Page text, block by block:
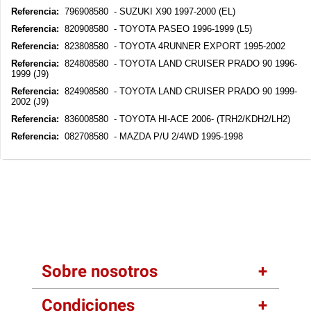
Referencia: 796908580 - SUZUKI X90 1997-2000 (EL)
Referencia: 820908580 - TOYOTA PASEO 1996-1999 (L5)
Referencia: 823808580 - TOYOTA 4RUNNER EXPORT 1995-2002
Referencia: 824808580 - TOYOTA LAND CRUISER PRADO 90 1996-
1999 (J9)
Referencia: 824908580 - TOYOTA LAND CRUISER PRADO 90 1999-
2002 (J9)
Referencia: 836008580 - TOYOTA HI-ACE 2006- (TRH2/KDH2/LH2)
Referencia: 082708580 - MAZDA P/U 2/4WD 1995-1998
Sobre nosotros
Condiciones